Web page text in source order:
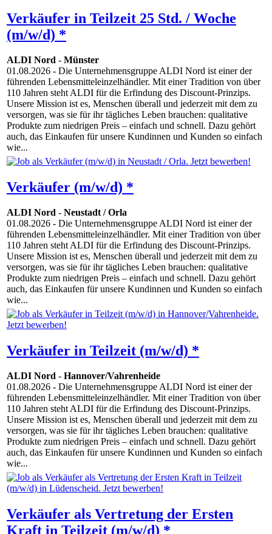
Verkäufer in Teilzeit 25 Std. / Woche
(m/w/d) *
ALDI Nord - Münster
01.08.2026 - Die Unternehmensgruppe ALDI Nord ist einer der
führenden Lebensmitteleinzelhändler. Mit einer Tradition von über
110 Jahren steht ALDI für die Erfindung des Discount-Prinzips.
Unsere Mission ist es, Menschen überall und jederzeit mit dem zu
versorgen, was sie für ihr tägliches Leben brauchen: qualitative
Produkte zum niedrigen Preis – einfach und schnell. Dazu gehört
auch, das Einkaufen für unsere Kundinnen und Kunden so einfach
wie...
Verkäufer (m/w/d) *
ALDI Nord - Neustadt / Orla
01.08.2026 - Die Unternehmensgruppe ALDI Nord ist einer der
führenden Lebensmitteleinzelhändler. Mit einer Tradition von über
110 Jahren steht ALDI für die Erfindung des Discount-Prinzips.
Unsere Mission ist es, Menschen überall und jederzeit mit dem zu
versorgen, was sie für ihr tägliches Leben brauchen: qualitative
Produkte zum niedrigen Preis – einfach und schnell. Dazu gehört
auch, das Einkaufen für unsere Kundinnen und Kunden so einfach
wie...
Verkäufer in Teilzeit (m/w/d) *
ALDI Nord - Hannover/Vahrenheide
01.08.2026 - Die Unternehmensgruppe ALDI Nord ist einer der
führenden Lebensmitteleinzelhändler. Mit einer Tradition von über
110 Jahren steht ALDI für die Erfindung des Discount-Prinzips.
Unsere Mission ist es, Menschen überall und jederzeit mit dem zu
versorgen, was sie für ihr tägliches Leben brauchen: qualitative
Produkte zum niedrigen Preis – einfach und schnell. Dazu gehört
auch, das Einkaufen für unsere Kundinnen und Kunden so einfach
wie...
Verkäufer als Vertretung der Ersten
Kraft in Teilzeit (m/w/d) *